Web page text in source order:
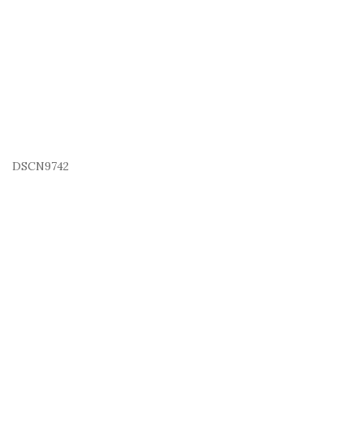
DSCN9742